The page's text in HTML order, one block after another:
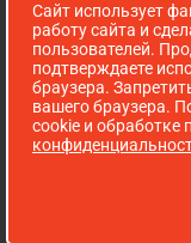
Суббота,
г. Йошкар-Ола,
Тел.: (8362) 41-
Часы работы:
Понедельник –
Сайт использует
работу сайта и
пользователей.
подтверждаете
браузера.
вашего браузера.
cookie и